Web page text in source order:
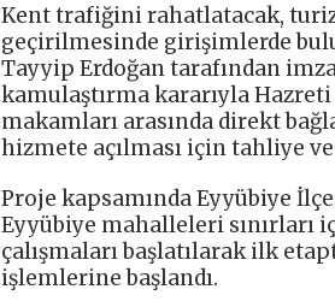
Kent trafiğini rahatlatacak,
geçirilmesinde girişimlerde
Tayyip Erdoğan tarafından
kamulaştırma kararıyla
makamları arasında direkt
hizmete açılması için tahliye ve
Proje kapsamında Eyyübiye
Eyyübiye mahalleleri sınırları
çalışmaları başlatılarak ilk
işlemlerine başlandı.